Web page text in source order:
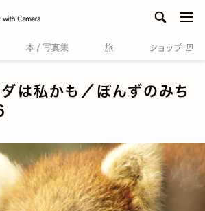
ダは私かも／ぽんずのみち